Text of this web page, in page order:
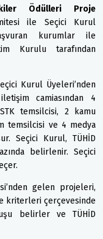
Ödülleri Proje
ile Seçici Kurul
kurumlar ile
Kurulu tarafından
Kurul Üyeleri’nden
camiasından 4
temsilcisi, 2 kamu
temsilcisi ve 4 medya
Seçici Kurul, TÜHİD
belirlenir. Seçici
gelen projeleri,
kriterleri çerçevesinde
belirler ve TÜHİD